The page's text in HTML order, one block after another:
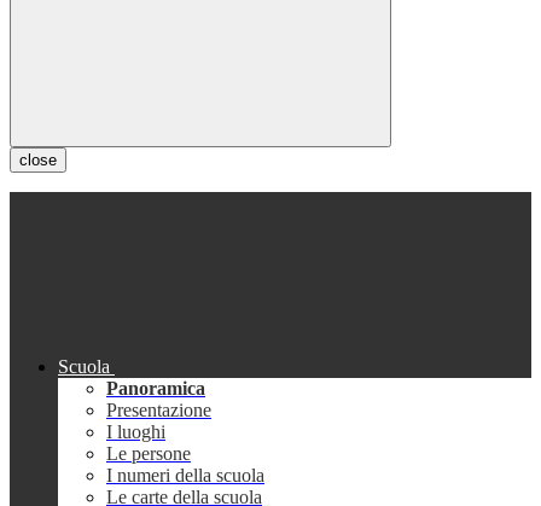
close
Scuola
Panoramica
Presentazione
I luoghi
Le persone
I numeri della scuola
Le carte della scuola